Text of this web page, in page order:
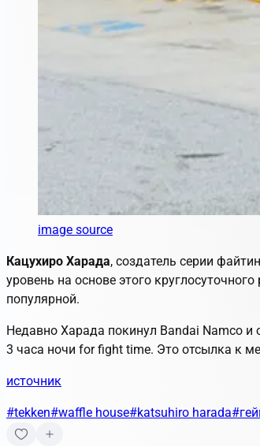
image source
Кацухиро Харада, создатель серии
уровень на основе этого
популярной.
Недавно Харада покинул Bandai Namco и
3 часа ночи for fight time. Это отсылка к
источник
#tekken#waffle house#katsuhiro harada